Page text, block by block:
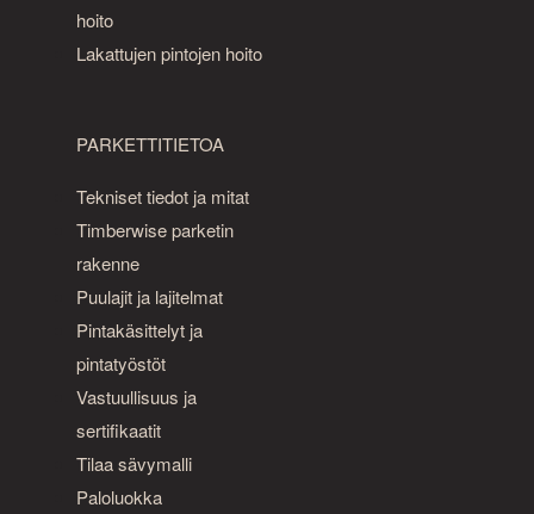
hoito
Lakattujen pintojen hoito
PARKETTITIETOA
Tekniset tiedot ja mitat
Timberwise parketin
rakenne
Puulajit ja lajitelmat
Pintakäsittelyt ja
pintatyöstöt
Vastuullisuus ja
sertifikaatit
Tilaa sävymalli
Paloluokka